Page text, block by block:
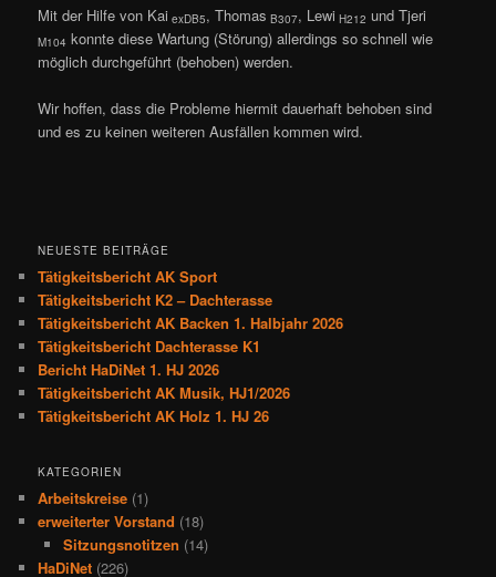
Mit der Hilfe von Kai exDB5, Thomas B307, Lewi H212 und Tjeri
M104 konnte diese Wartung (Störung) allerdings so schnell wie
möglich durchgeführt (behoben) werden.
Wir hoffen, dass die Probleme hiermit dauerhaft behoben sind
und es zu keinen weiteren Ausfällen kommen wird.
NEUESTE BEITRÄGE
Tätigkeitsbericht AK Sport
Tätigkeitsbericht K2 – Dachterasse
Tätigkeitsbericht AK Backen 1. Halbjahr 2026
Tätigkeitsbericht Dachterasse K1
Bericht HaDiNet 1. HJ 2026
Tätigkeitsbericht AK Musik, HJ1/2026
Tätigkeitsbericht AK Holz 1. HJ 26
KATEGORIEN
Arbeitskreise (1)
erweiterter Vorstand (18)
Sitzungsnotitzen (14)
HaDiNet (226)